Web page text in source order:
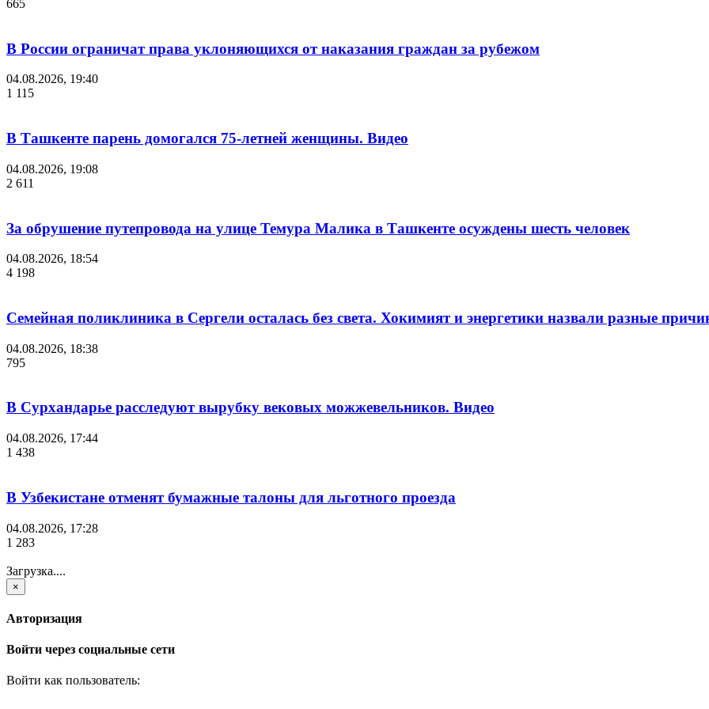
665
В России ограничат права уклоняющихся от наказания граждан за рубежом
04.08.2026, 19:40
1 115
В Ташкенте парень домогался 75-летней женщины. Видео
04.08.2026, 19:08
2 611
За обрушение путепровода на улице Темура Малика в Ташкенте осуждены шесть человек
04.08.2026, 18:54
4 198
Семейная поликлиника в Сергели осталась без света. Хокимият и энергетики назвали разные
04.08.2026, 18:38
795
В Сурхандарье расследуют вырубку вековых можжевельников. Видео
04.08.2026, 17:44
1 438
В Узбекистане отменят бумажные талоны для льготного проезда
04.08.2026, 17:28
1 283
Загрузка....
×
Авторизация
Войти через социальные сети
Войти как пользователь: